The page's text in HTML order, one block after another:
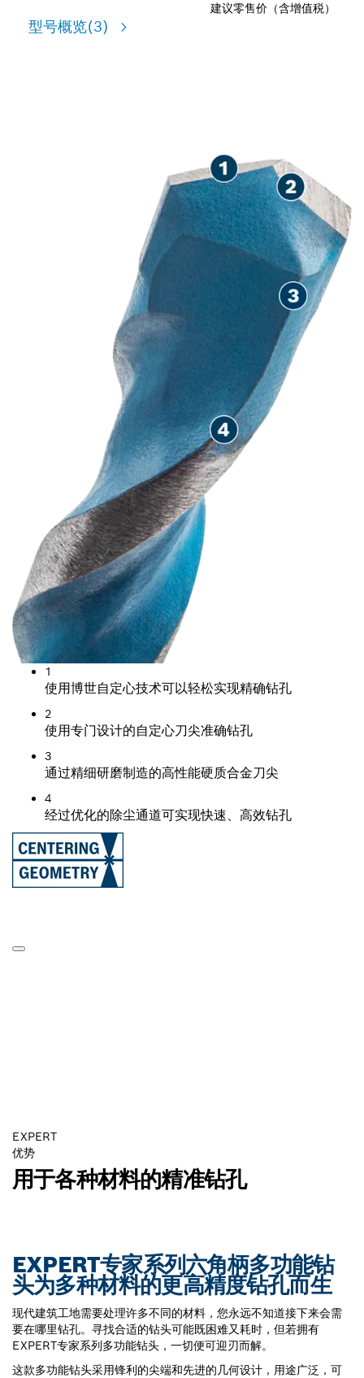
建议零售价（含增值税）
型号概览(3)
1
使用博世自定心技术可以轻松实现精确钻孔
2
使用专门设计的自定心刀尖准确钻孔
3
通过精细研磨制造的高性能硬质合金刀尖
4
经过优化的除尘通道可实现快速、高效钻孔
EXPERT
优势
用于各种材料的精准钻孔
EXPERT专家系列六角柄多功能钻
头为多种材料的更高精度钻孔而生
现代建筑工地需要处理许多不同的材料，您永远不知道接下来会需
要在哪里钻孔。寻找合适的钻头可能既困难又耗时，但若拥有
EXPERT专家系列多功能钻头，一切便可迎刃而解。
这款多功能钻头采用锋利的尖端和先进的几何设计，用途广泛，可